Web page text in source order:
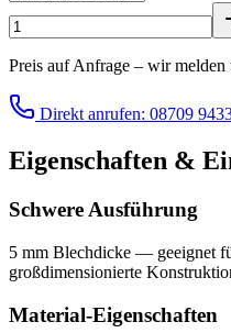
Preis auf Anfrage – wir
Direkt anrufen: 08709
Eigenschaften &
Schwere Ausführung
5 mm Blechdicke — geeignet
großdimensionierte
Material-Eigenschaften